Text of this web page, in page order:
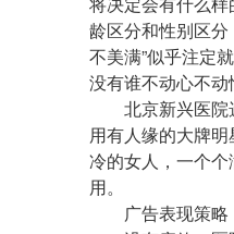
龄区分和性别区
不美满”似乎注定
没有谁不动心不动
北京新兴医院
用有人缘的大牌
冷的女人，一个
用。
广告表现策略